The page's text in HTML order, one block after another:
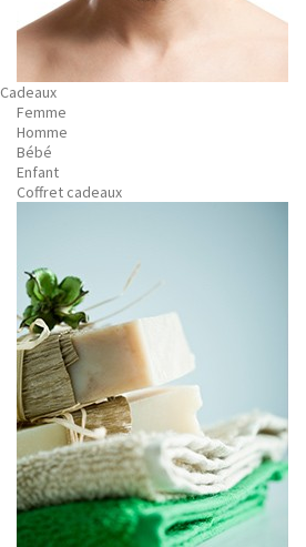
Cadeaux
Femme
Homme
Bébé
Enfant
Coffret cadeaux